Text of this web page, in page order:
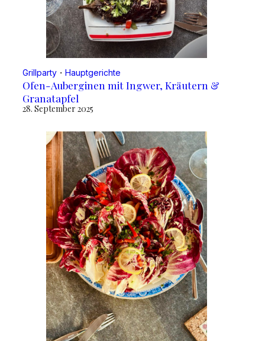
Grillparty ・ Hauptgerichte
Ofen-Auberginen mit Ingwer, Kräutern &
Granatapfel
28. September 2025